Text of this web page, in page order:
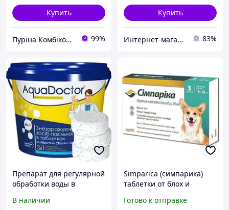
Купить
Пуріна Комбікорм 99%
Купить
Интернет-магазин "Вип-фейерверк" 83%
Препарат для регулярной
обработки воды в
Aquadoctor 5 кг таблетки
В наличии
Simparica (симпарика)
таблетки от блох и
20 кг. (1 таблетка)
Готово к отправке